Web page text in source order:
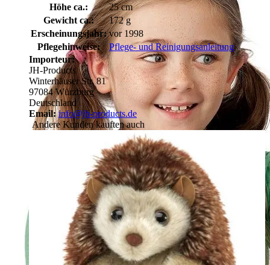
Höhe ca.:
25 cm
Gewicht ca.:
172 g
Erscheinungsjahr: vor 1998
Pflegehinweise:
Pflege- und Reinigungsanleitung
Importeur:
JH-Products
Winterhäuser Str. 81
97084 Würzburg
Deutschland
Email: info@jh-products.de
Andere Kunden kauften auch